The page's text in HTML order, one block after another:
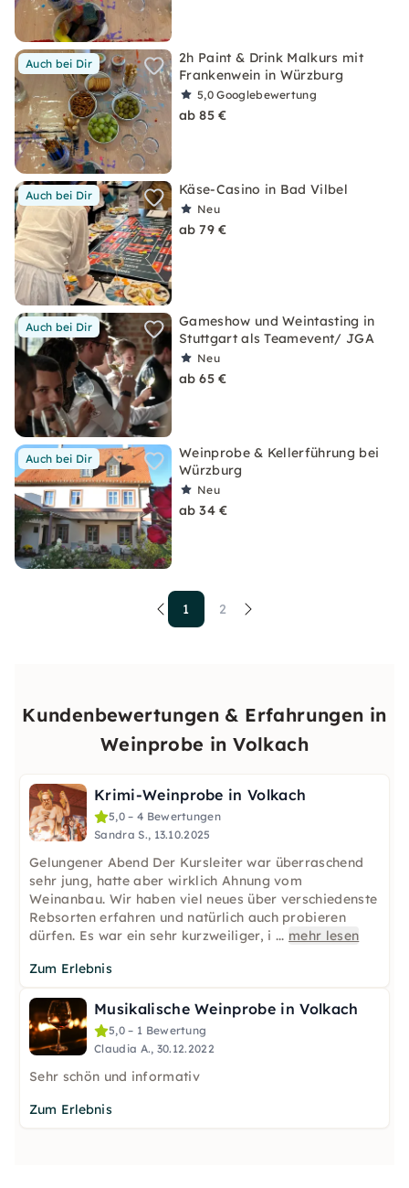
Auch bei Dir
2h Paint & Drink Malkurs mit
Frankenwein in Würzburg
5,0Googlebewertung
ab 85 €
Auch bei Dir Käse-Casino in Bad Vilbel
Neu
ab 79 €
Auch bei Dir
Gameshow und Weintasting in
Stuttgart als Teamevent/ JGA
Neu
ab 65 €
Auch bei Dir
Weinprobe & Kellerführung bei
Würzburg
Neu
ab 34 €
1 2
Kundenbewertungen & Erfahrungen in
Weinprobe in Volkach
Krimi-Weinprobe in Volkach
5,0 – 4 Bewertungen
Sandra S., 13.10.2025
Gelungener Abend Der Kursleiter war überraschend
sehr jung, hatte aber wirklich Ahnung vom
Weinanbau. Wir haben viel neues über verschiedenste
Rebsorten erfahren und natürlich auch probieren
dürfen. Es war ein sehr kurzweiliger, i ... mehr lesen
Zum Erlebnis
Musikalische Weinprobe in Volkach
5,0 – 1 Bewertung
Claudia A., 30.12.2022
Sehr schön und informativ
Zum Erlebnis